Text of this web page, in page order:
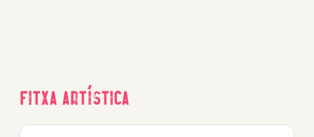
Fitxa artística